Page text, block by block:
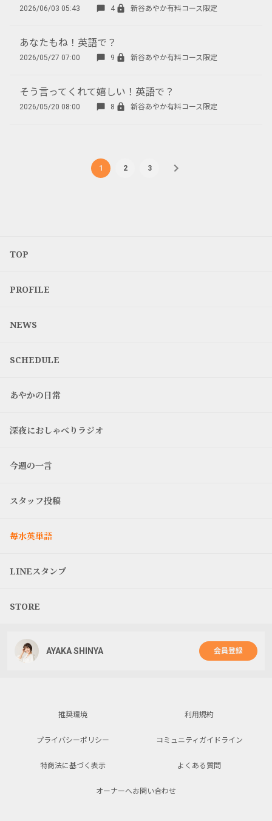
2026/06/03 05:43 4 新谷あやか有料コース限定
あなたもね！英語で？
2026/05/27 07:00 9 新谷あやか有料コース限定
そう言ってくれて嬉しい！英語で？
2026/05/20 08:00 8 新谷あやか有料コース限定
1 2 3
TOP
PROFILE
NEWS
SCHEDULE
あやかの日常
深夜におしゃべりラジオ
今週の一言
スタッフ投稿
毎水英単語
LINEスタンプ
STORE
AYAKA SHINYA 会員登録
推奨環境 利用規約
プライバシーポリシー コミュニティガイドライン
特商法に基づく表示 よくある質問
オーナーへお問い合わせ